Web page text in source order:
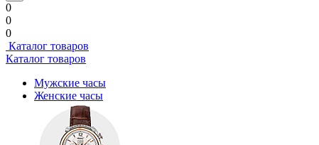
0
0
0
Каталог товаров
Каталог товаров
Мужские часы
Женские часы